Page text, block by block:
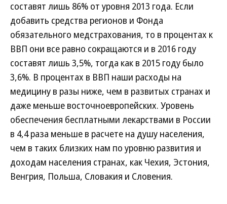
составят лишь 86% от уровня 2013 года. Если
добавить средства регионов и Фонда
обязательного медстрахования, то в процентах к
ВВП они все равно сокращаются и в 2016 году
составят лишь 3,5%, тогда как в 2015 году было
3,6%. В процентах в ВВП наши расходы на
медицину в разы ниже, чем в развитых странах и
даже меньше восточноевропейских. Уровень
обеспечения бесплатными лекарствами в России
в 4,4 раза меньше в расчете на душу населения,
чем в таких близких нам по уровню развития и
доходам населения странах, как Чехия, Эстония,
Венгрия, Польша, Словакия и Словения.